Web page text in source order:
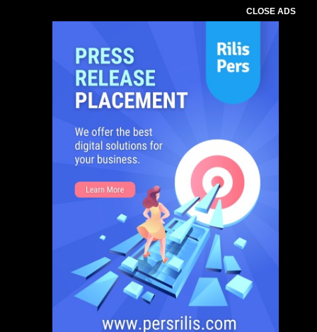
CLOSE ADS